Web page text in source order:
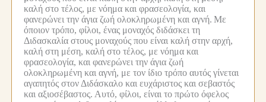
καλή στο τέλος, με νόημα και φρασεολογία, και
φανερώνει την άγια ζωή ολοκληρωμένη και αγνή. Με
όποιον τρόπο, φίλοι, ένας μοναχός διδάσκει τη
Διδασκαλία στους μοναχούς που είναι καλή στην αρχή,
καλή στη μέση, καλή στο τέλος, με νόημα και
φρασεολογία, και φανερώνει την άγια ζωή
ολοκληρωμένη και αγνή, με τον ίδιο τρόπο αυτός γίνεται
αγαπητός στον Διδάσκαλο και ευχάριστος και σεβαστός
και αξιοσέβαστος. Αυτό, φίλοι, είναι το πρώτο όφελος